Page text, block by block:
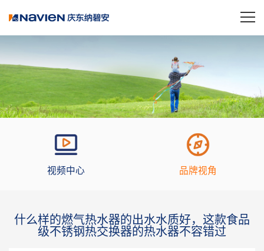
视频中心 品牌视角
什么样的燃气热水器的出水水质好，这款食品
级不锈钢热交换器的热水器不容错过